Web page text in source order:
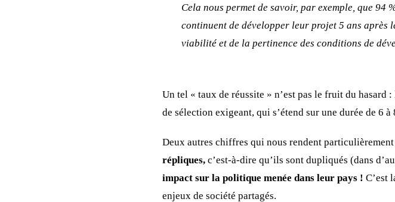
Cela nous permet de savoir, par exemple, que 94
continuent de développer leur projet 5 ans après
viabilité et de la pertinence des conditions de
Un tel « taux de réussite » n’est pas le fruit du hasard
de sélection exigeant, qui s’étend sur une durée de 6
Deux autres chiffres qui nous rendent
répliques, c’est-à-dire qu’ils sont dupliqués (dans
impact sur la politique menée dans leur pays ! C’est
enjeux de société partagés.